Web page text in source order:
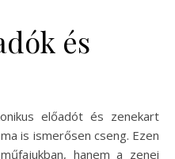
és
előadót és zenekart
is ismerősen cseng. Ezen
hanem a zenei